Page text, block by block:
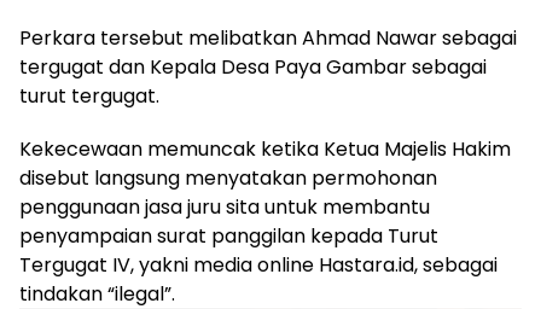
Perkara tersebut melibatkan Ahmad Nawar sebagai
tergugat dan Kepala Desa Paya Gambar sebagai
turut tergugat.
Kekecewaan memuncak ketika Ketua Majelis Hakim
disebut langsung menyatakan permohonan
penggunaan jasa juru sita untuk membantu
penyampaian surat panggilan kepada Turut
Tergugat IV, yakni media online Hastara.id, sebagai
tindakan “ilegal”.